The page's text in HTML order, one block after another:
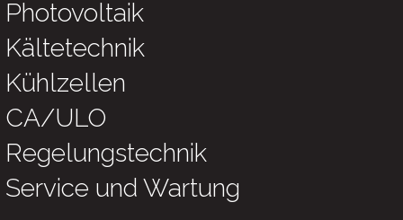
Photovoltaik
Kältetechnik
Kühlzellen
CA/ULO
Regelungstechnik
Service und Wartung